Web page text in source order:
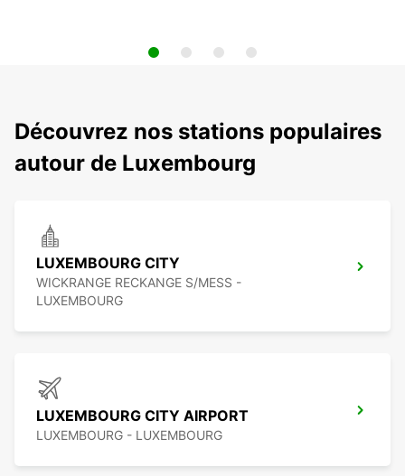
Découvrez nos stations populaires
autour de Luxembourg
LUXEMBOURG CITY
WICKRANGE RECKANGE S/MESS -
LUXEMBOURG
LUXEMBOURG CITY AIRPORT
LUXEMBOURG - LUXEMBOURG